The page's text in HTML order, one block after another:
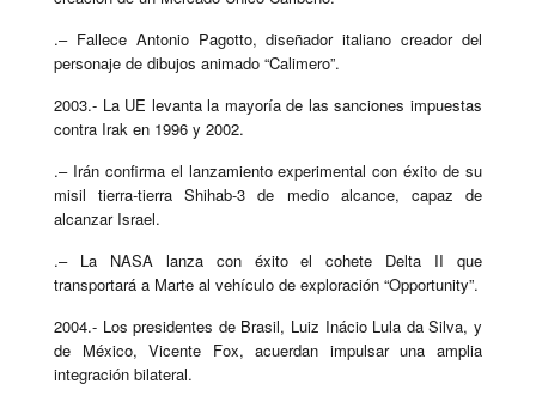
.– Fallece Antonio Pagotto, diseñador italiano creador del
personaje de dibujos animado “Calimero”.
2003.- La UE levanta la mayoría de las sanciones impuestas
contra Irak en 1996 y 2002.
.– Irán confirma el lanzamiento experimental con éxito de su
misil tierra-tierra Shihab-3 de medio alcance, capaz de
alcanzar Israel.
.– La NASA lanza con éxito el cohete Delta II que
transportará a Marte al vehículo de exploración “Opportunity”.
2004.- Los presidentes de Brasil, Luiz Inácio Lula da Silva, y
de México, Vicente Fox, acuerdan impulsar una amplia
integración bilateral.